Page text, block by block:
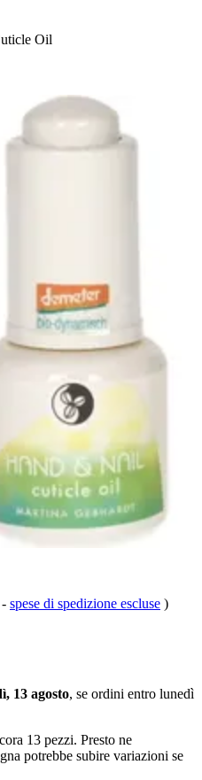
Oil
- spese di spedizione escluse )
13 agosto, se ordini entro lunedì
13 pezzi. Presto ne
potrebbe subire variazioni se